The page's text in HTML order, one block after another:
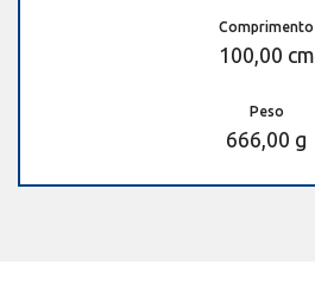
Comprimento
100,00 cm
Peso
666,00 g